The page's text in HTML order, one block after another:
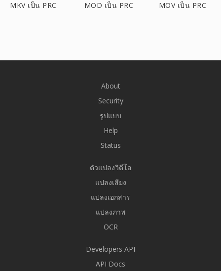
MKV เป็น PRC MOD เป็น PRC MOV เป็น PRC
About
Security
รูปแบบ
Help
Status
ตัวแปลงวิดีโอ
แปลงเสียง
แปลงเอกสาร
แปลงภาพ
OCR
Developers API
API Docs